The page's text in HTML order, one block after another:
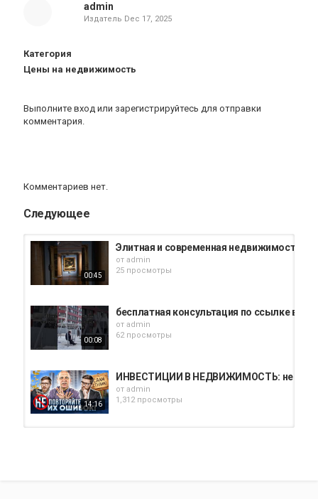
admin
Издатель Dec 17, 2025
Категория
Цены на недвижимость
Выполните вход или зарегистрируйтесь для отправки
комментария.
Комментариев нет.
Следующее
00:45
Элитная и современная недвижимость в
от admin
25 просмотры
00:08
бесплатная консультация по ссылке в
от admin
62 просмотры
14:16
ИНВЕСТИЦИИ В НЕДВИЖИМОСТЬ: не
от admin
1,312 просмотры